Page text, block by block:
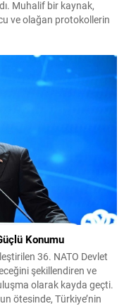
Muhalif bir kaynak,
ve olağan protokollerin
için uzun süre izin
resmi...
Konumu
36. NATO Devlet
şekillendiren ve
olarak kayda geçti.
ötesinde, Türkiye’nin